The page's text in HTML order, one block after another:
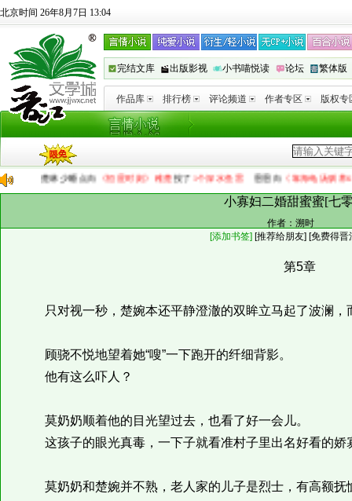
北京时间 26年8月7日 13:04
完结文库 出版影视 小书喵悦读 论坛 繁体版
作品库 排行榜 评论频道 作者专区 版权专
楚林少睡点向《恒星时刻》稚楚 投了1个深水鱼雷 恩恩向 《靠海龟汤驯养6个疯
小寡妇二婚甜蜜蜜[七
作者： 溯时
[添加书签] [推荐给朋友] [免费得晋
第5章
只对视一秒，楚婉本还平静澄澈的双眸立马起了波澜，
顾骁不悦地望着她“嗖”一下跑开的纤细背影。
他有这么吓人？
莫奶奶顺着他的目光望过去，也看了好一会儿。
这孩子的眼光真毒，一下子就看准村子里出名好看的娇
莫奶奶和楚婉并不熟，老人家的儿子是烈士，有高额抚